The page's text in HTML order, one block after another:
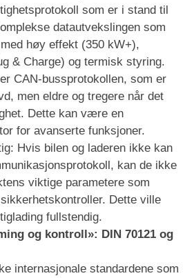
som er i stand til
datautvekslingen som
høy effekt (350 kW+),
& Charge) og termisk styring.
CAN-bussprotokollen, som er
men eldre og tregere når det
Dette kan være en
for avanserte funksjoner.
Hvis bilen og laderen ikke kan
kan de ikke
viktige parametere som
Dette ville
fullstendig.
og kontroll»: DIN 70121 og
internasjonale standardene som